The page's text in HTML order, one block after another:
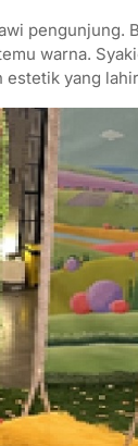
pengunjung.
warna.
yang